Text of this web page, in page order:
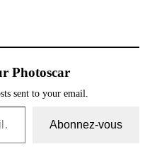
Photoscar
sent to your email.
Abonnez-vous